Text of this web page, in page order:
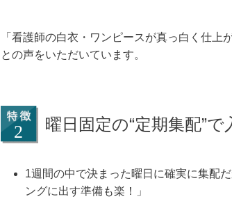
「看護師の白衣・ワンピースが真っ白く仕上
との声をいただいています。
曜日固定の“定期集配”
1週間の中で決まった曜日に確実に集配
ングに出す準備も楽！」